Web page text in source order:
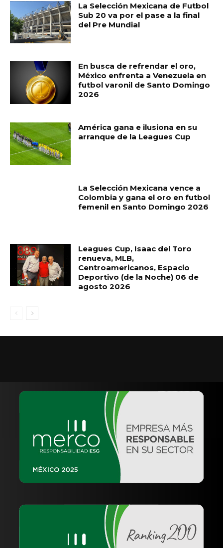
La Selección Mexicana de Futbol
Sub 20 va por el pase a la final
del Pre Mundial
En busca de refrendar el oro,
México enfrenta a Venezuela en
futbol varonil de Santo Domingo
2026
América gana e ilusiona en su
arranque de la Leagues Cup
La Selección Mexicana vence a
Colombia y gana el oro en futbol
femenil en Santo Domingo 2026
Leagues Cup, Isaac del Toro
renueva, MLB,
Centroamericanos, Espacio
Deportivo (de la Noche) 06 de
agosto 2026